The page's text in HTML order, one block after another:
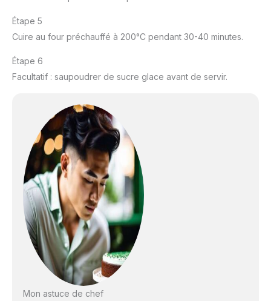
Étape 5
Cuire au four préchauffé à 200°C pendant 30-40 minutes.
Étape 6
Facultatif : saupoudrer de sucre glace avant de servir.
Mon astuce de chef